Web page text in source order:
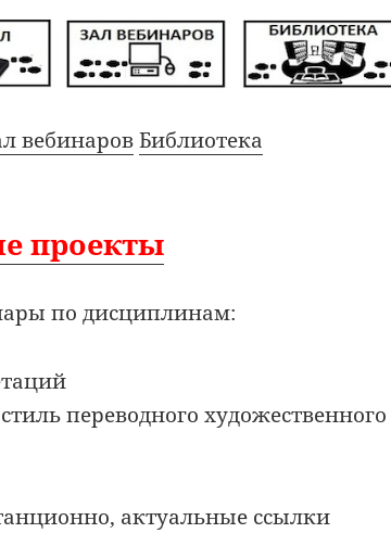
вебинаров Библиотека
проекты
по дисциплинам:
переводного художественного
актуальные ссылки